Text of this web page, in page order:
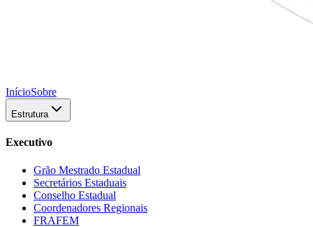
InícioSobre
Estrutura
Executivo
Grão Mestrado Estadual
Secretários Estaduais
Conselho Estadual
Coordenadores Regionais
FRAFEM